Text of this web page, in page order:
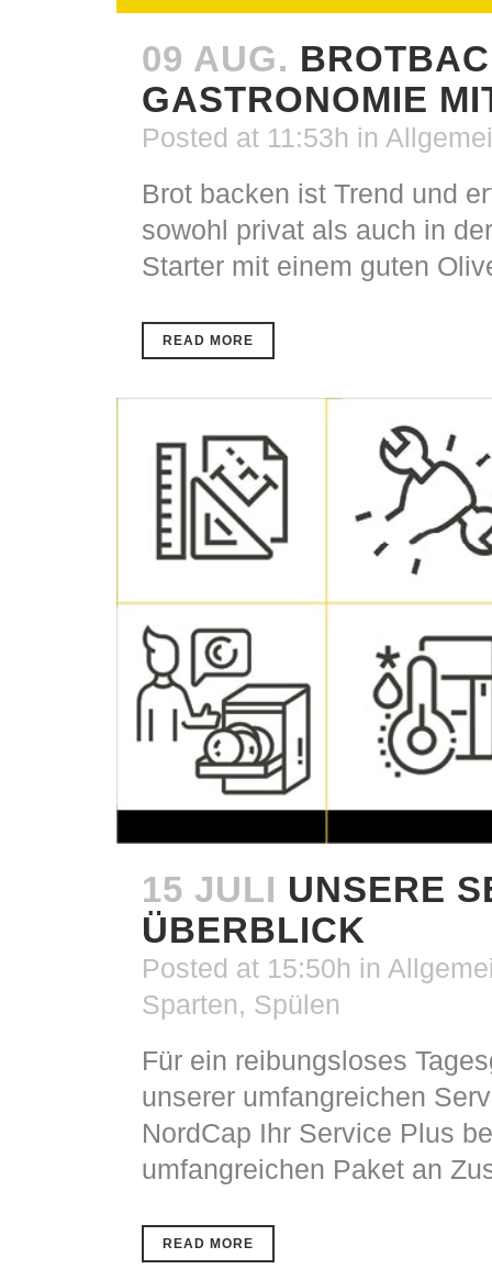
09 AUG.
GASTRONOMIE
Posted at 11:53h in
Brot backen ist Trend und
sowohl privat als auch in
Starter mit einem guten
READ MORE
15 JULI UNSERE
ÜBERBLICK
Posted at 15:50h in
Sparten, Spülen
Für ein reibungsloses
unserer umfangreichen
NordCap Ihr Service Plus
umfangreichen Paket an
READ MORE